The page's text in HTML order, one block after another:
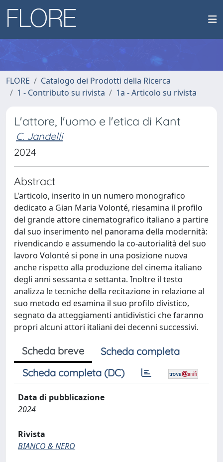
FLORE
Catalogo dei Prodotti della Ricerca
1 - Contributo su rivista
1a - Articolo su rivista
L'attore, l'uomo e l'etica di Kant
C. Jandelli
2024
Abstract
L'articolo, inserito in un numero monografico
dedicato a Gian Maria Volonté, riesamina il profilo
del grande attore cinematografico italiano a partire
dal suo inserimento nel panorama della modernità:
rivendicando e assumendo la co-autorialità del suo
lavoro Volonté si pone in una posizione nuova
anche rispetto alla produzione del cinema italiano
degli anni sessanta e settanta. Inoltre il testo
analizza le tecniche della recitazione in relazione al
suo metodo ed esamina il suo profilo divistico,
segnato da atteggiamenti antidivistici che faranno
propri alcuni attori italiani dei decenni successivi.
Scheda breve
Scheda completa
Scheda completa (DC)
Data di pubblicazione
2024
Rivista
BIANCO & NERO